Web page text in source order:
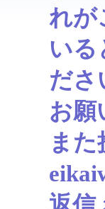
れが
いる
ださ
お願
ま